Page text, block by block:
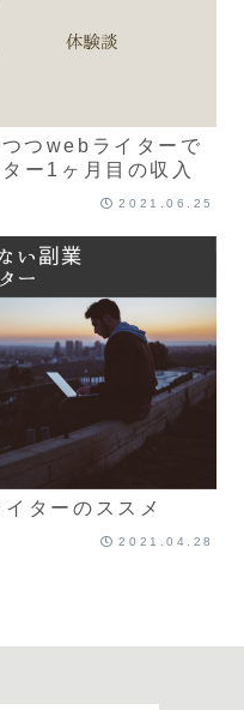
つwebライターで
ー1ヶ月目の収入
2021.06.25
ターのススメ
2021.04.28